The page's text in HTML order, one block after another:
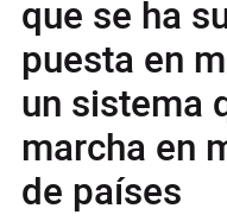
que se ha
puesta en
un sistema
marcha en
de países